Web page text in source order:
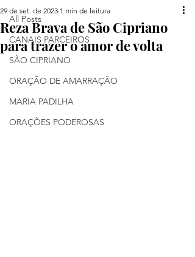
All Posts
CANAIS PARCEIROS
SÃO CIPRIANO
ORAÇÃO DE AMARRAÇÃO
MARIA PADILHA
ORAÇÕES PODEROSAS
Reza Brava de São Cipriano
para trazer o amor de volta
29 de set. de 2023 1 min de leitura